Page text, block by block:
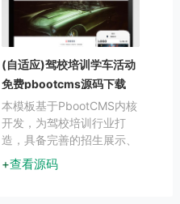
(自适应)驾校培训学车活动
免费pbootcms源码下载
本模板基于PbootCMS内核
开发，为驾校培训行业打
造，具备完善的招生展示、
课程预约、教练团队展示等
功能模块。响应式设计适配
查看源码